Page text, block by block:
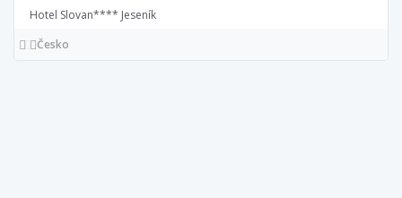
Hotel Slovan**** Jeseník
Česko